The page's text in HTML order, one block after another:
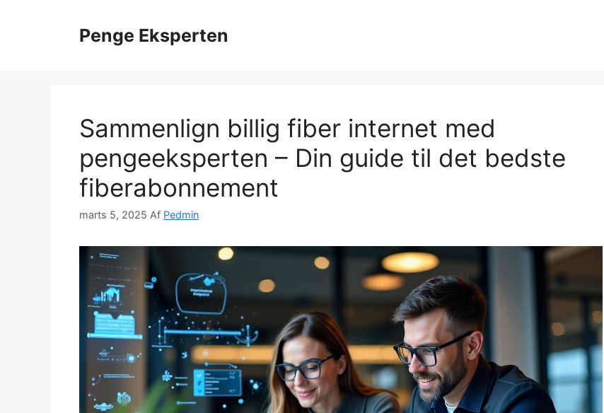
Penge Eksperten
Sammenlign billig fiber internet med
pengeeksperten – Din guide til det bedste
fiberabonnement
marts 5, 2025 Af Pedmin